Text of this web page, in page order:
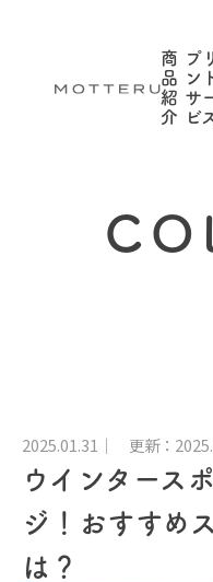
商
品
紹
介
プ
ン
サ
ビ
2025.01.31 更新：
ウインタース
ジ！おすすめ
は？